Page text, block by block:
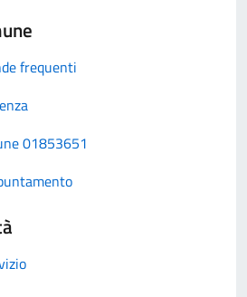
frequenti
01853651